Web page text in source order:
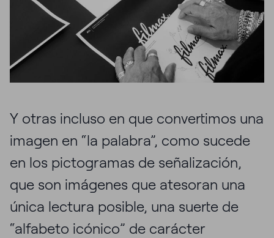
Y otras incluso en que convertimos una
imagen en “la palabra”, como sucede
en los pictogramas de señalización,
que son imágenes que atesoran una
única lectura posible, una suerte de
“alfabeto icónico” de carácter